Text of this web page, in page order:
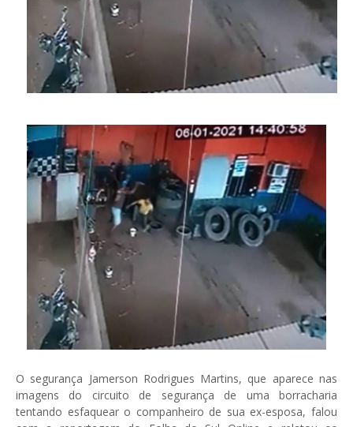
O segurança Jamerson Rodrigues Martins, que aparece nas
imagens do circuito de segurança de uma borracharia
tentando esfaquear o companheiro de sua ex-esposa, falou